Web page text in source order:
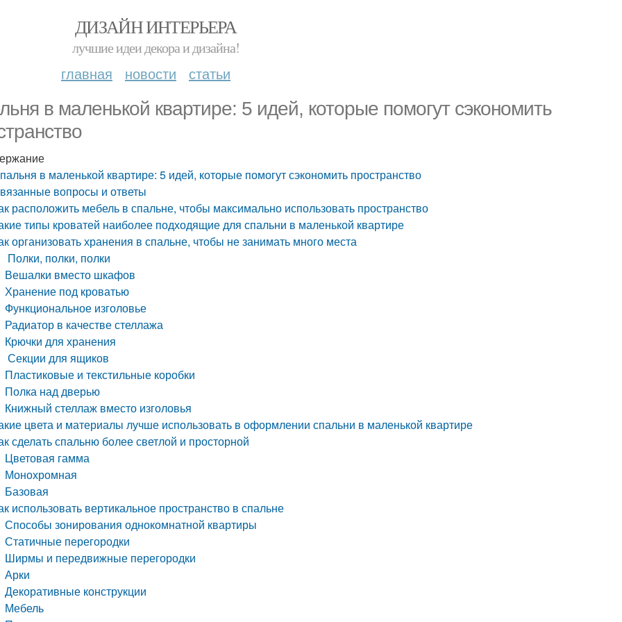
ДИЗАЙН ИНТЕРЬЕРА
лучшие идеи декора и дизайна!
главная новости статьи
в маленькой квартире: 5 идей, которые помогут сэкономить
в маленькой квартире: 5 идей, которые помогут сэкономить пространство
вопросы и ответы
расположить мебель в спальне, чтобы максимально использовать пространство
типы кроватей наиболее подходящие для спальни в маленькой квартире
организовать хранения в спальне, чтобы не занимать много места
Полки, полки, полки
Вешалки вместо шкафов
Хранение под кроватью
Функциональное изголовье
Радиатор в качестве стеллажа
Крючки для хранения
Секции для ящиков
Пластиковые и текстильные коробки
Полка над дверью
Книжный стеллаж вместо изголовья
цвета и материалы лучше использовать в оформлении спальни в маленькой квартире
сделать спальню более светлой и просторной
Цветовая гамма
Монохромная
Базовая
использовать вертикальное пространство в спальне
Способы зонирования однокомнатной квартиры
Статичные перегородки
Ширмы и передвижные перегородки
Арки
Декоративные конструкции
Мебель